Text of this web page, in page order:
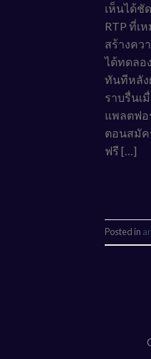
เห็นได้ชั
RTP ที่เ
สร้างคว
ได้ทดลอ
ทันทีหลัง
ราบรื่นเ
แพลตฟอ
ตอนสมัค
ฟรี […]
Posted in